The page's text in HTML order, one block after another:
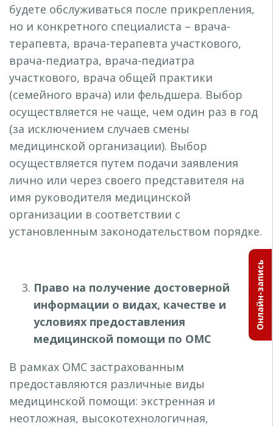
будете обслуживаться после прикрепления,
но и конкретного специалиста – врача-
терапевта, врача-терапевта участкового,
врача-педиатра, врача-педиатра
участкового, врача общей практики
(семейного врача) или фельдшера. Выбор
осуществляется не чаще, чем один раз в год
(за исключением случаев смены
медицинской организации). Выбор
осуществляется путем подачи заявления
лично или через своего представителя на
имя руководителя медицинской
организации в соответствии с
установленным законодательством порядке.
Право на получение достоверной
информации о видах, качестве и
условиях предоставления
медицинской помощи по ОМС
В рамках ОМС застрахованным
предоставляются различные виды
медицинской помощи: экстренная и
неотложная, высокотехнологичная,
Онлайн-запись